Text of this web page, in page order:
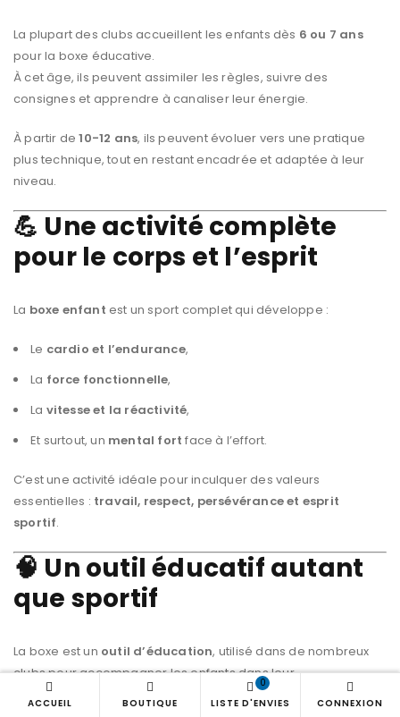
La plupart des clubs accueillent les enfants dès 6 ou 7 ans
pour la boxe éducative.
À cet âge, ils peuvent assimiler les règles, suivre des
consignes et apprendre à canaliser leur énergie.
À partir de10-12 ans, ils peuvent évoluer vers une pratique
plus technique, tout en restant encadrée et adaptée à leur
niveau.
💪 Une activité complète
pour le corps et l’esprit
La boxe enfant est un sport complet qui développe :
Le cardio et l’endurance,
La force fonctionnelle,
La vitesse et la réactivité,
Et surtout, un mental fort face à l’effort.
C’est une activité idéale pour inculquer des valeurs
essentielles : travail, respect, persévérance et esprit
sportif.
🧠 Un outil éducatif autant
que sportif
La boxe est un outil d’éducation, utilisé dans de nombreux
clubs pour accompagner les enfants dans leur
développement personnel.
ACCUEIL BOUTIQUE LISTE D'ENVIES
0
CONNEXION